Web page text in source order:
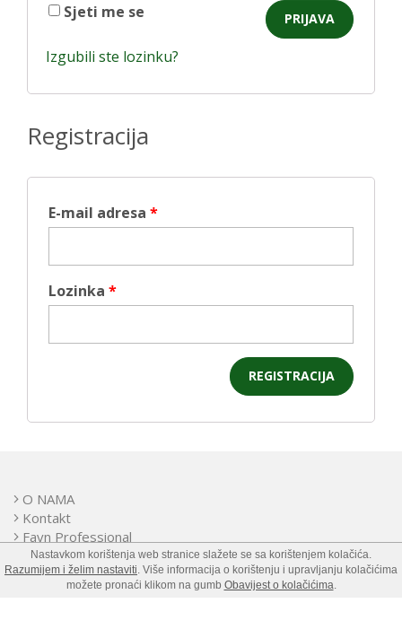
Sjeti me se
Izgubili ste lozinku?
Registracija
E-mail adresa *
Lozinka *
O NAMA
Kontakt
Favn Professional
PRODAJNA MJESTA
OPĆI UVJETI
Nastavkom korištenja web stranice slažete se sa korištenjem kolačića.
Razumijem i želim nastaviti. Više informacija o korištenju i upravljanju kolačićima
možete pronaći klikom na gumb Obavijest o kolačićima.